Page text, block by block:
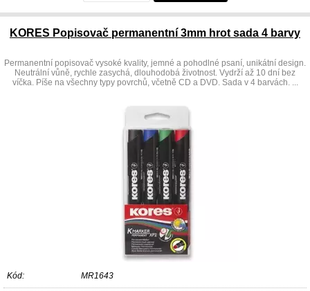
KORES Popisovač permanentní 3mm hrot sada 4 barvy
Permanentní popisovač vysoké kvality, jemné a pohodlné psaní, unikátní design.
Neutrální vůně, rychle zasychá, dlouhodobá životnost. Vydrží až 10 dní bez
víčka. Píše na všechny typy povrchů, včetně CD a DVD. Sada v 4 barvách. ...
Kód: MR1643